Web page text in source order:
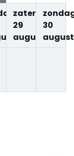
zaterdag
29
augustus
30